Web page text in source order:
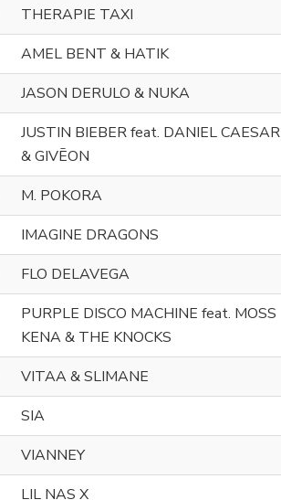
THERAPIE TAXI
AMEL BENT & HATIK
JASON DERULO & NUKA
JUSTIN BIEBER feat. DANIEL CAESAR
& GIVĒON
M. POKORA
IMAGINE DRAGONS
FLO DELAVEGA
PURPLE DISCO MACHINE feat. MOSS
KENA & THE KNOCKS
VITAA & SLIMANE
SIA
VIANNEY
LIL NAS X